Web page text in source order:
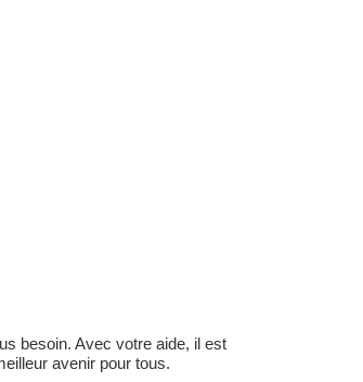
besoin. Avec votre aide, il est
avenir pour tous.